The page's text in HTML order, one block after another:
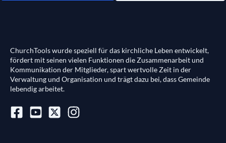
ChurchTools wurde speziell für das kirchliche Leben entwickelt,
fördert mit seinen vielen Funktionen die Zusammenarbeit und
Kommunikation der Mitglieder, spart wertvolle Zeit in der
Verwaltung und Organisation und trägt dazu bei, dass Gemeinde
lebendig arbeitet.